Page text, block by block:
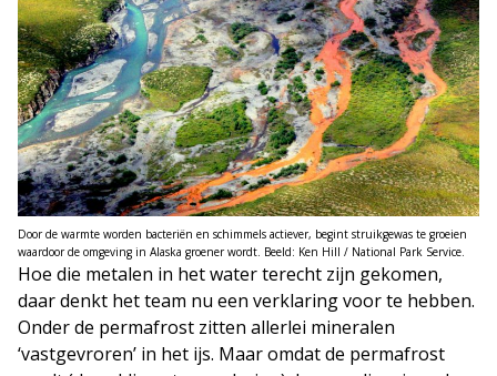
Door de warmte worden bacteriën en schimmels actiever, begint struikgewas te groeien
waardoor de omgeving in Alaska groener wordt. Beeld: Ken Hill / National Park Service.
Hoe die metalen in het water terecht zijn gekomen,
daar denkt het team nu een verklaring voor te hebben.
Onder de permafrost zitten allerlei mineralen
‘vastgevroren’ in het ijs. Maar omdat de permafrost